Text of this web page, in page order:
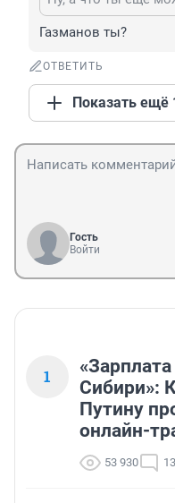
Газманов ты?
ОТВЕТИТЬ
Показать ещё
Гость
Войти
1
Сибири»:
Путину
онлайн-
53 930